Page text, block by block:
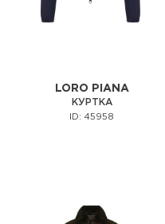
LORO PIANA
КУРТКА
ID: 45958